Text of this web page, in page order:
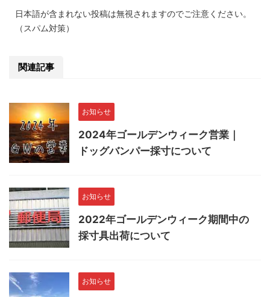
日本語が含まれない投稿は無視されますのでご注意ください。
（スパム対策）
関連記事
お知らせ
2024年ゴールデンウィーク営業｜
ドッグバンパー採寸について
お知らせ
2022年ゴールデンウィーク期間中の
採寸具出荷について
お知らせ